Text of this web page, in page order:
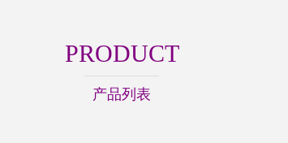
PRODUCT
产品列表